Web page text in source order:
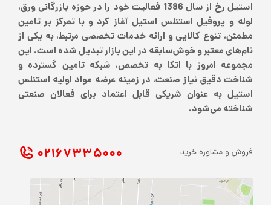
استیل رخ از سال 1386 فعالیت خود را در حوزه بازرگانی ورق،
لوله و پروفیل استنلس استیل آغاز کرد و با تمرکز بر تامین
مطمئن، تنوع کالایی و ارائه خدمات تخصصی مرتبط، به یکی از
نام‌های معتبر و خوش‌سابقه در این بازار تبدیل شده است. این
مجموعه امروز با اتکا به تخصص، شبکه تامین گسترده و
شناخت دقیق نیاز صنعت، در زمینه عرضه مواد اولیه استنلس
استیل به عنوان شریکی قابل اعتماد برای فعالان صنعتی
شناخته می‌شود.
فروش و مشاوره خرید ۰۲۱ ۶۷۳۳۵۰۰۰